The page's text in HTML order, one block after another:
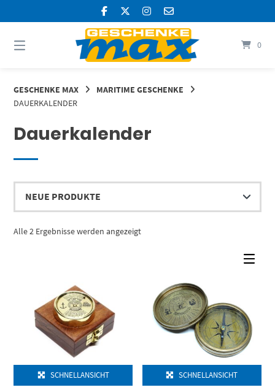
Inhalt
0
GESCHENKE MAX
MARITIME GESCHENKE
DAUERKALENDER
Dauerkalender
Alle 2 Ergebnisse werden angezeigtNach
SCHNELLANSICHT SCHNELLANSICHT